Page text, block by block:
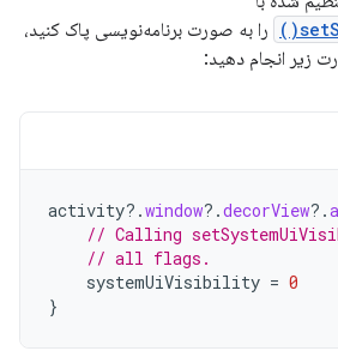
را به صورت برنامه‌نویسی پاک کنید،
زیر انجام دهید:
activity?.window?.decorView?.
// Calling
// all flags.
systemUiVisibility = 0
}